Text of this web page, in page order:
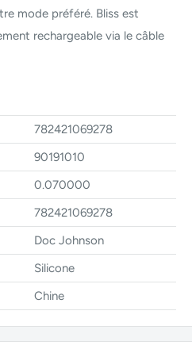
mode préféré. Bliss est
rechargeable via le câble
782421069278
90191010
0.070000
782421069278
Doc Johnson
Silicone
Chine